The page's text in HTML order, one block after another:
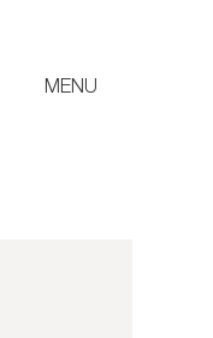
MENU